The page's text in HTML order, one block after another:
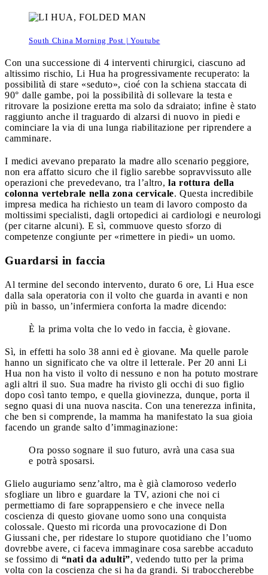
South China Morning Post | Youtube
Con una successione di 4 interventi chirurgici, ciascuno ad
altissimo rischio, Li Hua ha progressivamente recuperato: la
possibilità di stare «seduto», cioé con la schiena staccata di
90° dalle gambe, poi la possibilità di sollevare la testa e
ritrovare la posizione eretta ma solo da sdraiato; infine è stato
raggiunto anche il traguardo di alzarsi di nuovo in piedi e
cominciare la via di una lunga riabilitazione per riprendere a
camminare.
I medici avevano preparato la madre allo scenario peggiore,
non era affatto sicuro che il figlio sarebbe sopravvissuto alle
operazioni che prevedevano, tra l’altro, la rottura della
colonna vertebrale nella zona cervicale. Questa incredibile
impresa medica ha richiesto un team di lavoro composto da
moltissimi specialisti, dagli ortopedici ai cardiologi e neurologi
(per citarne alcuni). E sì, commuove questo sforzo di
competenze congiunte per «rimettere in piedi» un uomo.
Guardarsi in faccia
Al termine del secondo intervento, durato 6 ore, Li Hua esce
dalla sala operatoria con il volto che guarda in avanti e non
più in basso, un’infermiera conforta la madre dicendo:
È la prima volta che lo vedo in faccia, è giovane.
Sì, in effetti ha solo 38 anni ed è giovane. Ma quelle parole
hanno un significato che va oltre il letterale. Per 20 anni Li
Hua non ha visto il volto di nessuno e non ha potuto mostrare
agli altri il suo. Sua madre ha rivisto gli occhi di suo figlio
dopo così tanto tempo, e quella giovinezza, dunque, porta il
segno quasi di una nuova nascita. Con una tenerezza infinita,
che ben si comprende, la mamma ha manifestato la sua gioia
facendo un grande salto d’immaginazione:
Ora posso sognare il suo futuro, avrà una casa sua
e potrà sposarsi.
Glielo auguriamo senz’altro, ma è già clamoroso vederlo
sfogliare un libro e guardare la TV, azioni che noi ci
permettiamo di fare soprappensiero e che invece nella
coscienza di questo giovane uomo sono una conquista
colossale. Questo mi ricorda una provocazione di Don
Giussani che, per ridestare lo stupore quotidiano che l’uomo
dovrebbe avere, ci faceva immaginare cosa sarebbe accaduto
se fossimo di “nati da adulti”, vedendo tutto per la prima
volta con la coscienza che si ha da grandi. Si traboccherebbe